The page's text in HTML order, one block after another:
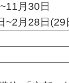
月30日
~2月28日(29